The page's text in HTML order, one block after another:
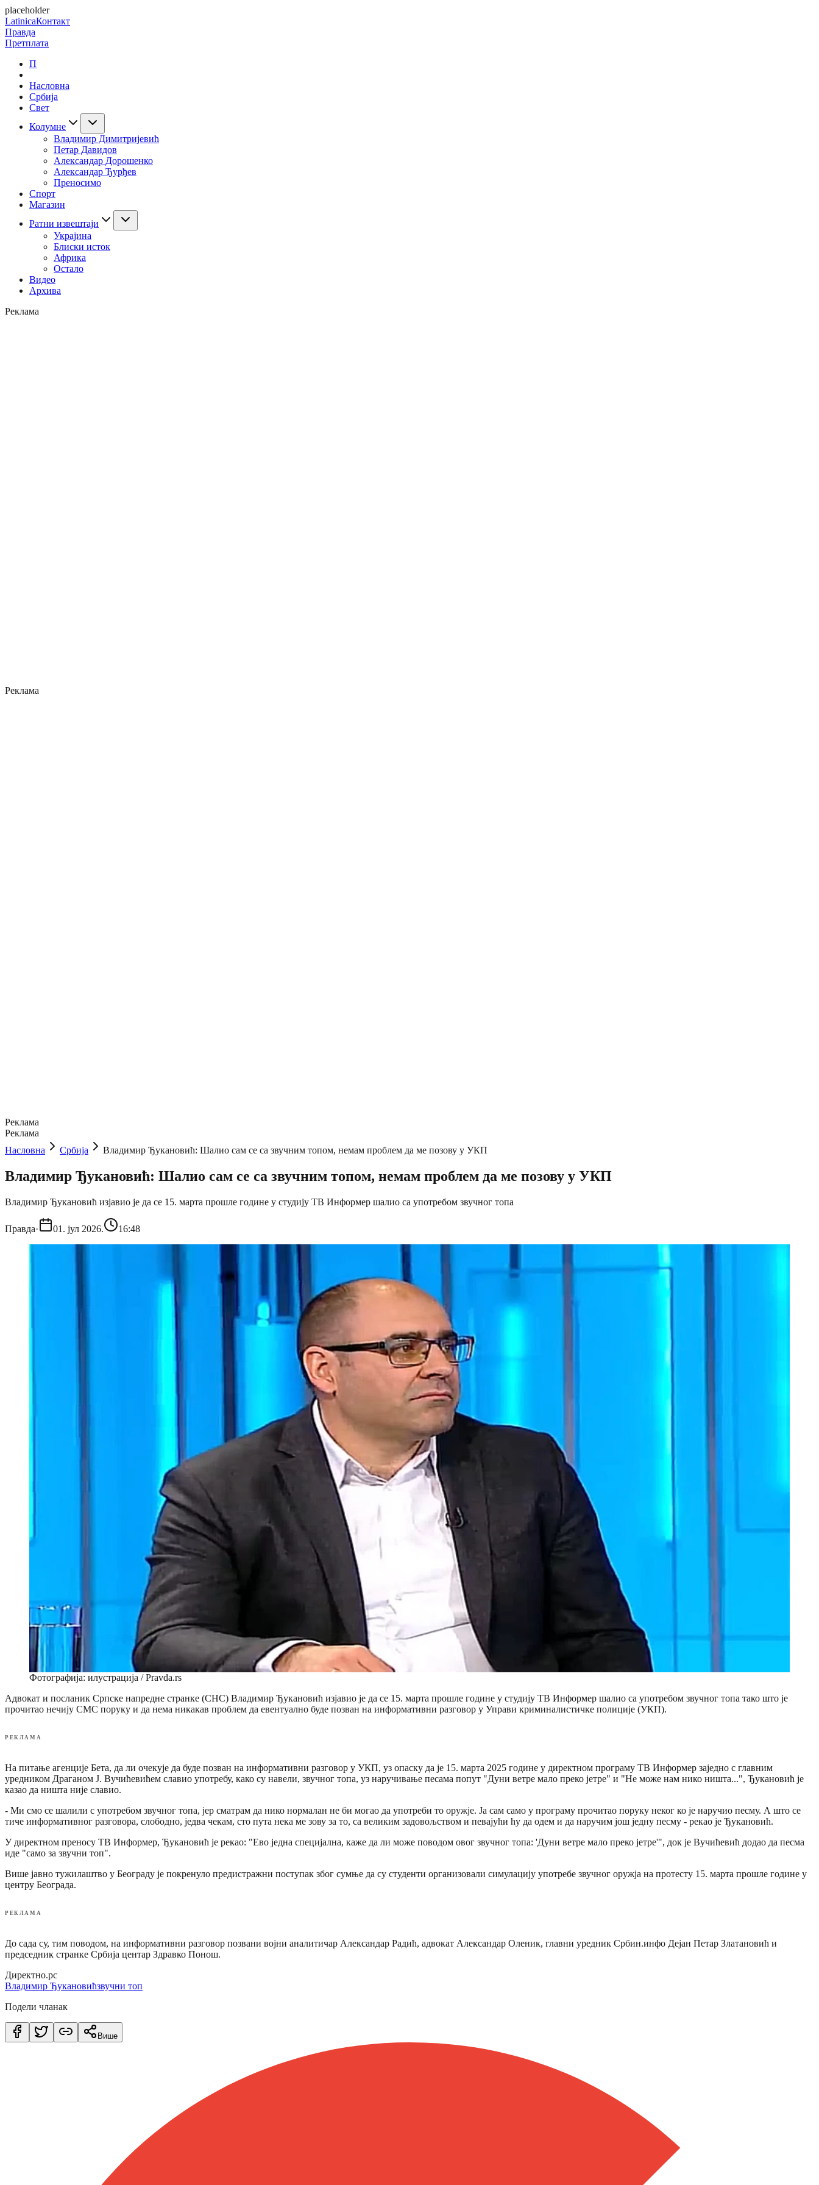
placeholder
LatinicaКонтакт
Правда
Претплата
П
Насловна
Србија
Свет
Колумне
Владимир Димитријевић
Петар Давидов
Александар Дорошенко
Александар Ђурђев
Преносимо
Спорт
Магазин
Ратни извештаји
Украјина
Блиски исток
Африка
Остало
Видео
Архива
Реклама
Реклама
Реклама
Реклама
Насловна
Србија Владимир Ђукановић: Шалио сам се са звучним топом, немам проблем да ме позову у УКП
Владимир Ђукановић: Шалио сам се са звучним топом, немам проблем да ме позову у УКП
Владимир Ђукановић изјавио је да се 15. марта прошле године у студију ТВ Информер шалио са употребом звучног топа
Правда· 01. јул 2026. 16:48
Фотографија: илустрација / Pravda.rs
Адвокат и посланик Српске напредне странке (СНС) Владимир Ђукановић изјавио је да се 15. марта прошле године у студију ТВ Информер шалио са употребом звучног топа тако што је
прочитао нечију СМС поруку и да нема никакав проблем да евентуално буде позван на информативни разговор у Управи криминалистичке полиције (УКП).
РЕКЛАМА
На питање агенције Бета, да ли очекује да буде позван на информативни разговор у УКП, уз опаску да је 15. марта 2025 године у директном програму ТВ Информер заједно с главним
уредником Драганом Ј. Вучићевићем славио употребу, како су навели, звучног топа, уз наручивање песама попут "Дуни ветре мало преко јетре" и "Не може нам нико ништа...", Ђукановић је
казао да ништа није славио.
- Ми смо се шалили с употребом звучног топа, јер сматрам да нико нормалан не би могао да употреби то оружје. Ја сам само у програму прочитао поруку неког ко је наручио песму. А што се
тиче информативног разговора, слободно, једва чекам, сто пута нека ме зову за то, са великим задовољством и певајући ћу да одем и да наручим још једну песму - рекао је Ђукановић.
У директном преносу ТВ Информер, Ђукановић је рекао: "Ево једна специјална, каже да ли може поводом овог звучног топа: 'Дуни ветре мало преко јетре'", док је Вучићевић додао да песма
иде "само за звучни топ".
Више јавно тужилаштво у Београду је покренуло предистражни поступак због сумње да су студенти организовали симулацију употребе звучног оружја на протесту 15. марта прошле године у
центру Београда.
РЕКЛАМА
До сада су, тим поводом, на информативни разговор позвани војни аналитичар Александар Радић, адвокат Александар Оленик, главни уредник Србин.инфо Дејан Петар Златановић и
председник странке Србија центар Здравко Понош.
Директно.рс
Владимир Ђукановићзвучни топ
Подели чланак
Више